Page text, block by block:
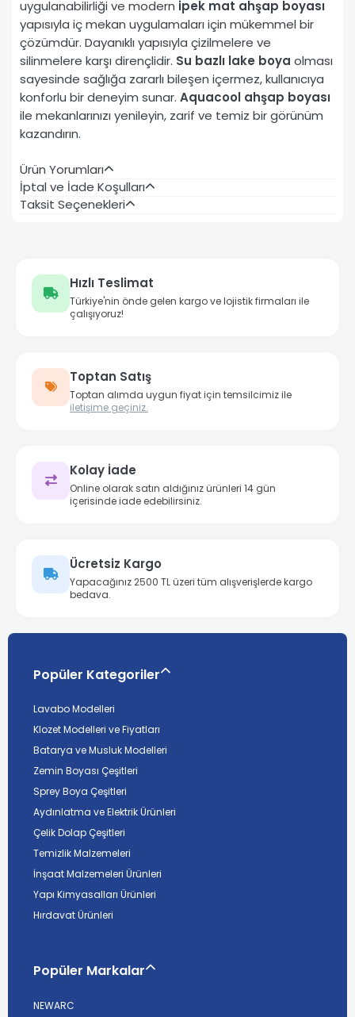
uygulanabilirliği ve modern ipek mat ahşap boyası
yapısıyla iç mekan uygulamaları için mükemmel bir
çözümdür. Dayanıklı yapısıyla çizilmelere ve
silinmelere karşı dirençlidir. Su bazlı lake boya olması
sayesinde sağlığa zararlı bileşen içermez, kullanıcıya
konforlu bir deneyim sunar. Aquacool ahşap boyası
ile mekanlarınızı yenileyin, zarif ve temiz bir görünüm
kazandırın.
Ürün Yorumları
İptal ve İade Koşulları
Taksit Seçenekleri
Hızlı Teslimat
Türkiye'nin önde gelen kargo ve lojistik firmaları ile
çalışıyoruz!
Toptan Satış
Toptan alımda uygun fiyat için temsilcimiz ile
iletişime geçiniz.
Kolay İade
Online olarak satın aldığınız ürünleri 14 gün
içerisinde iade edebilirsiniz.
Ücretsiz Kargo
Yapacağınız 2500 TL üzeri tüm alışverişlerde kargo
bedava.
Popüler Kategoriler
Lavabo Modelleri
Klozet Modelleri ve Fiyatları
Batarya ve Musluk Modelleri
Zemin Boyası Çeşitleri
Sprey Boya Çeşitleri
Aydınlatma ve Elektrik Ürünleri
Çelik Dolap Çeşitleri
Temizlik Malzemeleri
İnşaat Malzemeleri Ürünleri
Yapı Kimyasalları Ürünleri
Hırdavat Ürünleri
Popüler Markalar
NEWARC